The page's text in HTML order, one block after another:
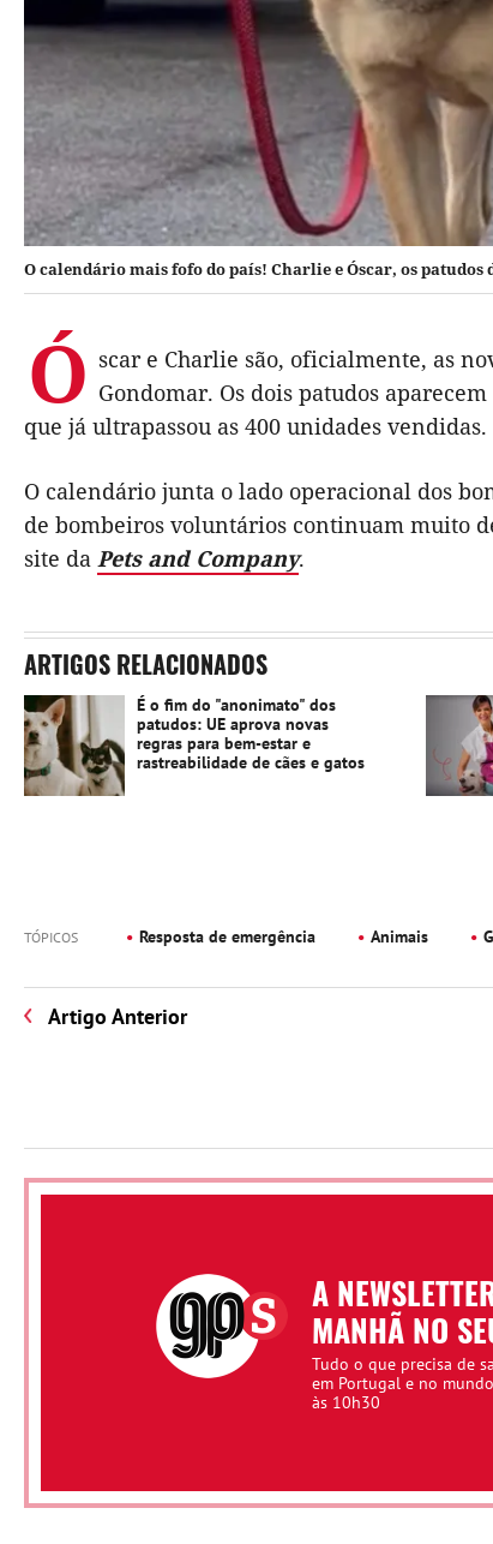
O calendário mais fofo do país! Charlie e Óscar, os
Ó scar e Charlie são, oficialmente, as
Gondomar. Os dois patudos
que já ultrapassou as 400 unidades vendidas.
O calendário junta o lado operacional dos
de bombeiros voluntários continuam muito
site da Pets and Company.
ARTIGOS RELACIONADOS
É o fim do "anonimato" dos
patudos: UE aprova novas
regras para bem-estar e
rastreabilidade de cães e gatos
TÓPICOS Resposta de emergência Animais
Artigo Anterior
A
MANHÃ NO
Tudo o que precisa de
em Portugal e no
às 10h30